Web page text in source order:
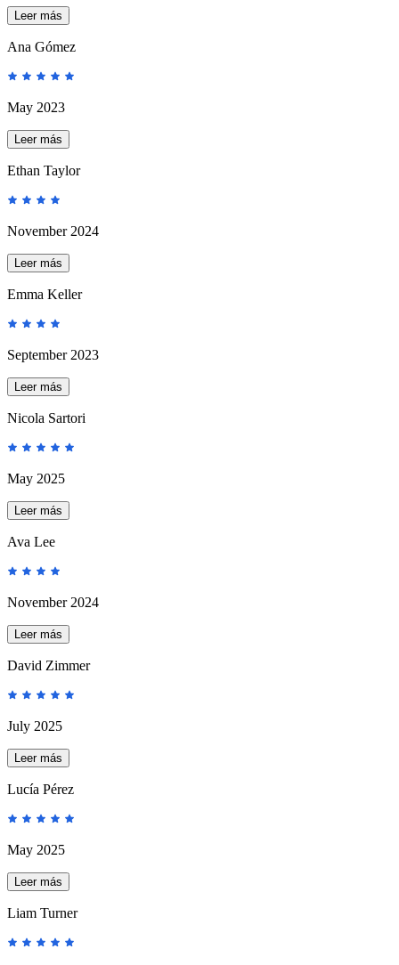
Leer más
Ana Gómez
May 2023
Leer más
Ethan Taylor
November 2024
Leer más
Emma Keller
September 2023
Leer más
Nicola Sartori
May 2025
Leer más
Ava Lee
November 2024
Leer más
David Zimmer
July 2025
Leer más
Lucía Pérez
May 2025
Leer más
Liam Turner